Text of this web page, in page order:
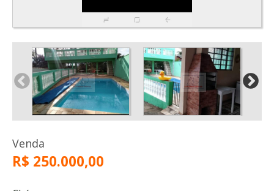
Venda
R$ 250.000,00